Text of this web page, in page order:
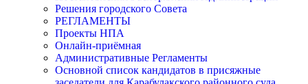
Решения городского Совета
РЕГЛАМЕНТЫ
Проекты НПА
Онлайн-приёмная
Административные Регламенты
Основной список кандидатов в присяжные